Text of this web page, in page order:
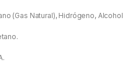
(Gas Natural), Hidrógeno, Alcohol